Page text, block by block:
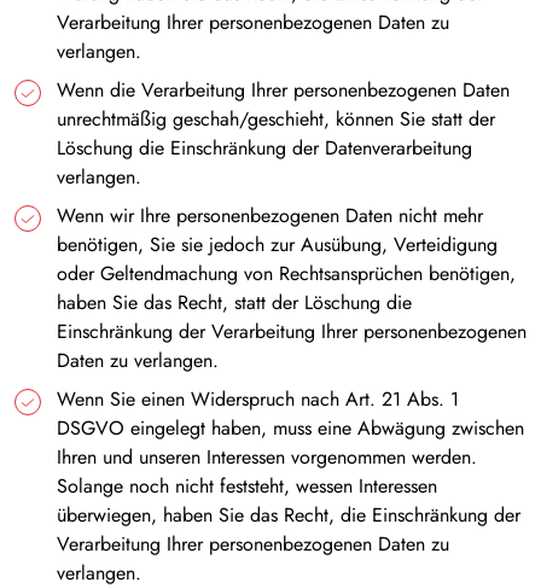
Verarbeitung Ihrer personenbezogenen Daten zu
verlangen.
Wenn die Verarbeitung Ihrer personenbezogenen Daten
unrechtmäßig geschah/geschieht, können Sie statt der
Löschung die Einschränkung der Datenverarbeitung
verlangen.
Wenn wir Ihre personenbezogenen Daten nicht mehr
benötigen, Sie sie jedoch zur Ausübung, Verteidigung
oder Geltendmachung von Rechtsansprüchen benötigen,
haben Sie das Recht, statt der Löschung die
Einschränkung der Verarbeitung Ihrer personenbezogenen
Daten zu verlangen.
Wenn Sie einen Widerspruch nach Art. 21 Abs. 1
DSGVO eingelegt haben, muss eine Abwägung zwischen
Ihren und unseren Interessen vorgenommen werden.
Solange noch nicht feststeht, wessen Interessen
überwiegen, haben Sie das Recht, die Einschränkung der
Verarbeitung Ihrer personenbezogenen Daten zu
verlangen.